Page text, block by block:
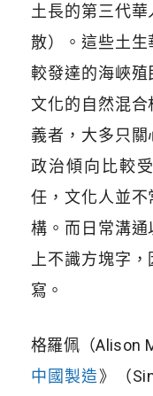
土長的第三代
散）。這些土
較發達的海峽殖
文化的自然混
義者，大多只
政治傾向比較
任，文化人並
構。而日常溝
上不識方塊字
寫。
格羅佩（Alison
中國製造》
（